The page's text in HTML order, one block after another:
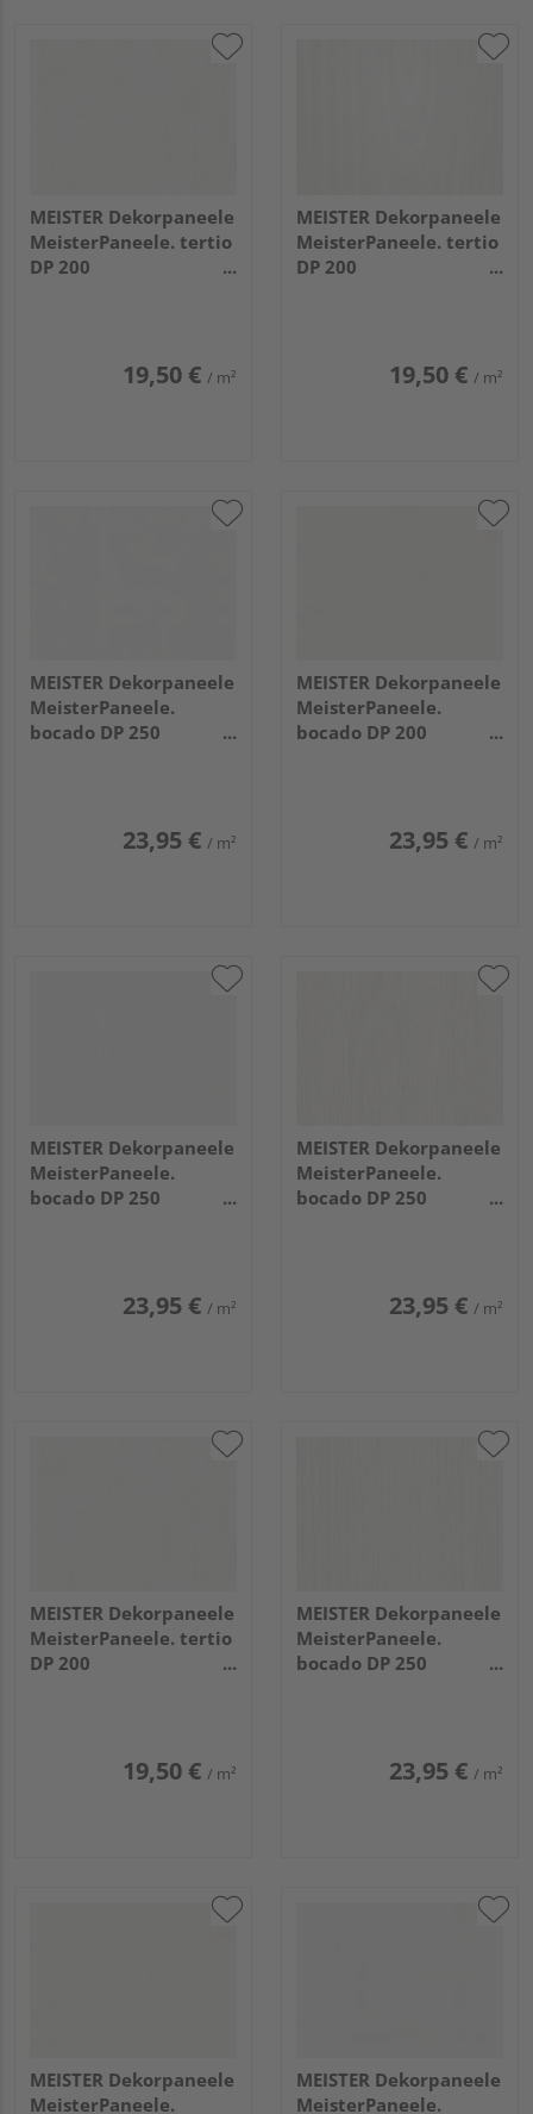
MEISTER Dekorpaneele
MeisterPaneele. tertio
DP 200
19,50 € / m²
MEISTER Dekorpaneele
MeisterPaneele. tertio
DP 200
19,50 € / m²
MEISTER Dekorpaneele
MeisterPaneele.
bocado DP 250
23,95 € / m²
MEISTER Dekorpaneele
MeisterPaneele.
bocado DP 200
23,95 € / m²
MEISTER Dekorpaneele
MeisterPaneele.
bocado DP 250
23,95 € / m²
MEISTER Dekorpaneele
MeisterPaneele.
bocado DP 250
23,95 € / m²
MEISTER Dekorpaneele
MeisterPaneele. tertio
DP 200
19,50 € / m²
MEISTER Dekorpaneele
MeisterPaneele.
bocado DP 250
23,95 € / m²
MEISTER Dekorpaneele
MeisterPaneele.
MEISTER Dekorpaneele
MeisterPaneele.